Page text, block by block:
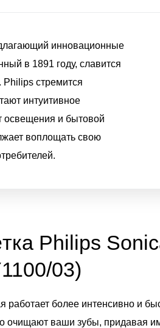
инновационные
в 1891 году, славится
стремится
интуитивное
освещения и бытовой
воплощать свою
Philips
03)
работает более интенсивно и
очищают ваши зубы, придавая